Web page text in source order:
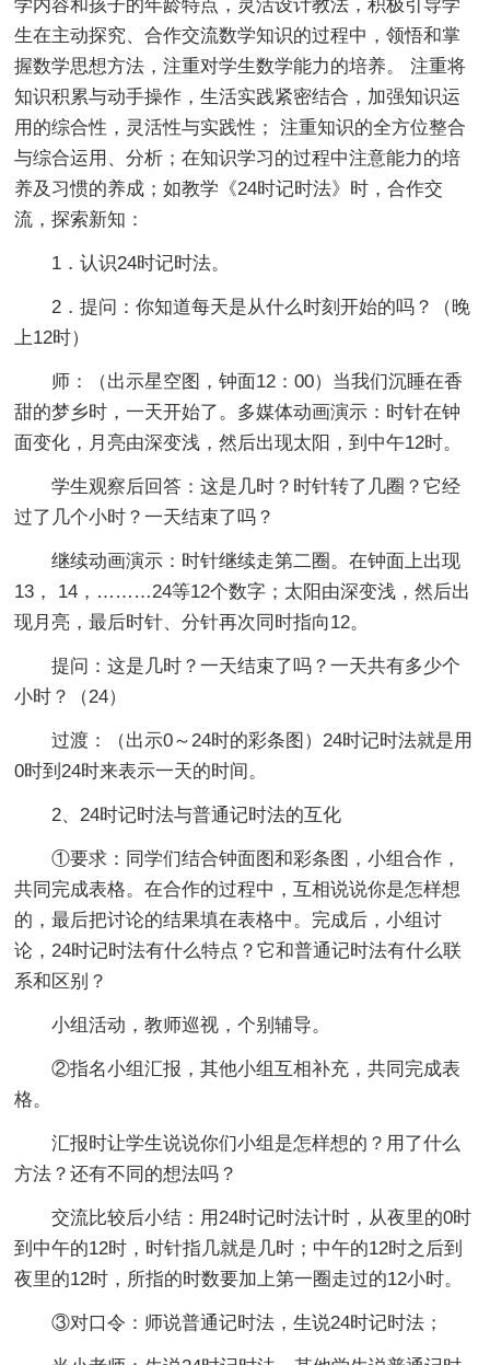
学内容和孩子的年龄特点，灵活设计教法，积极引导学
生在主动探究、合作交流数学知识的过程中，领悟和掌
握数学思想方法，注重对学生数学能力的培养。 注重将
知识积累与动手操作，生活实践紧密结合，加强知识运
用的综合性，灵活性与实践性； 注重知识的全方位整合
与综合运用、分析；在知识学习的过程中注意能力的培
养及习惯的养成；如教学《24时记时法》时，合作交
流，探索新知：
1．认识24时记时法。
2．提问：你知道每天是从什么时刻开始的吗？（晚
上12时）
师：（出示星空图，钟面12：00）当我们沉睡在香
甜的梦乡时，一天开始了。多媒体动画演示：时针在钟
面变化，月亮由深变浅，然后出现太阳，到中午12时。
学生观察后回答：这是几时？时针转了几圈？它经
过了几个小时？一天结束了吗？
继续动画演示：时针继续走第二圈。在钟面上出现
13， 14，………24等12个数字；太阳由深变浅，然后出
现月亮，最后时针、分针再次同时指向12。
提问：这是几时？一天结束了吗？一天共有多少个
小时？（24）
过渡：（出示0～24时的彩条图）24时记时法就是用
0时到24时来表示一天的时间。
2、24时记时法与普通记时法的互化
①要求：同学们结合钟面图和彩条图，小组合作，
共同完成表格。在合作的过程中，互相说说你是怎样想
的，最后把讨论的结果填在表格中。完成后，小组讨
论，24时记时法有什么特点？它和普通记时法有什么联
系和区别？
小组活动，教师巡视，个别辅导。
②指名小组汇报，其他小组互相补充，共同完成表
格。
汇报时让学生说说你们小组是怎样想的？用了什么
方法？还有不同的想法吗？
交流比较后小结：用24时记时法计时，从夜里的0时
到中午的12时，时针指几就是几时；中午的12时之后到
夜里的12时，所指的时数要加上第一圈走过的12小时。
③对口令：师说普通记时法，生说24时记时法；